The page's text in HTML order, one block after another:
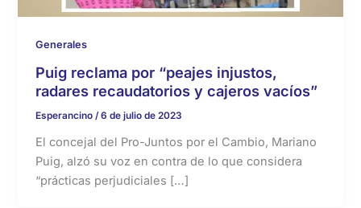
Generales
Puig reclama por “peajes injustos,
radares recaudatorios y cajeros vacíos”
Esperancino /6 de julio de 2023
El concejal del Pro-Juntos por el Cambio, Mariano
Puig, alzó su voz en contra de lo que considera
“prácticas perjudiciales […]